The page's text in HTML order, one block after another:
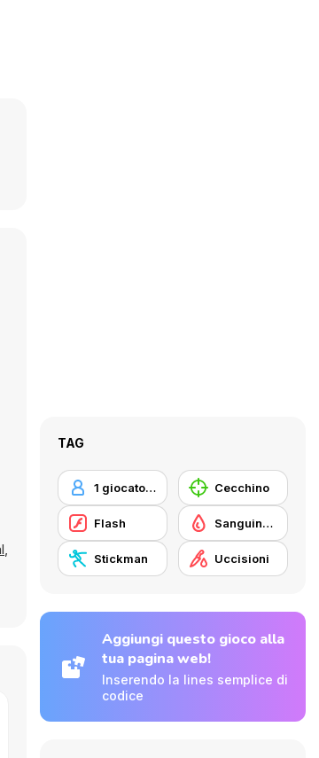
,
TAG
1 giocatore Cecchino
Flash Sanguinosi
Stickman Uccisioni
Aggiungi questo gioco alla
tua pagina web!
Inserendo la lines semplice di
codice